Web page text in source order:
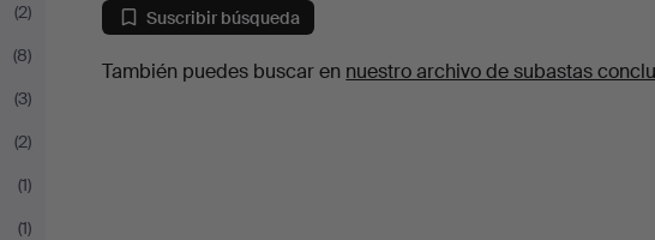
(2)
(8)
(3)
(2)
(1)
(1)
Suscribir búsqueda
También puedes buscar en nuestro archivo de subastas